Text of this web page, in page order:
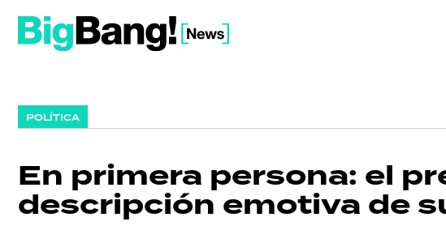
POLÍTICA
En primera persona: el
descripción emotiva de